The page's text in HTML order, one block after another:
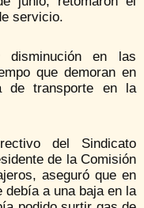
servicio.
en las
que demoran en
de transporte en la
del Sindicato
de la Comisión
aseguró que en
a una baja en la